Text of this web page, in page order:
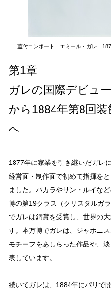
蓋付コンポート エミール・ガレ
第1章
ガレの国際デビュ
から1884年第8回装
へ
1877年に家業を引き継いだガレ
経営面・制作面で初めて指揮を
ました。バカラやサン・ルイな
博の第19クラス（クリスタルガ
でガレは銅賞を受賞し、世界の
す。本万博でガレは、ジャポニ
モチーフをあしらった作品や、
表しています。
続いてガレは、1884年にパリで